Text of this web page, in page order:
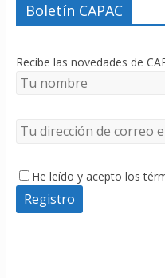
Boletín CAPAC
Recibe las novedades de
He leído y acepto los